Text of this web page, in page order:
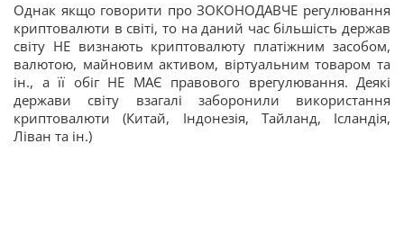
Однак якщо говорити про ЗОКОНОДАВЧЕ регулювання
криптовалюти в світі, то на даний час більшість держав
світу НЕ визнають криптовалюту платіжним засобом,
валютою, майновим активом, віртуальним товаром та
ін., а її обіг НЕ МАЄ правового врегулювання. Деякі
держави світу взагалі заборонили використання
криптовалюти (Китай, Індонезія, Тайланд, Ісландія,
Ліван та ін.)